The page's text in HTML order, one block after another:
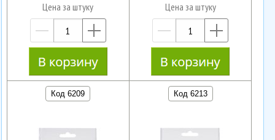
Цена за штуку
—
Цена за штуку
—
Код 6209 Код 6213